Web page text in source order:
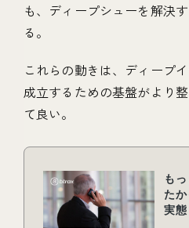
も、ディープシューを解決
る。
これらの動きは、ディープ
成立するための基盤がより
て良い。